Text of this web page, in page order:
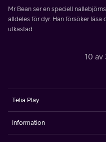
Mr Bean ser en speciell
alldeles för dyr. Han försöker läsa
utkastad.
10 av
Telia Play
Information